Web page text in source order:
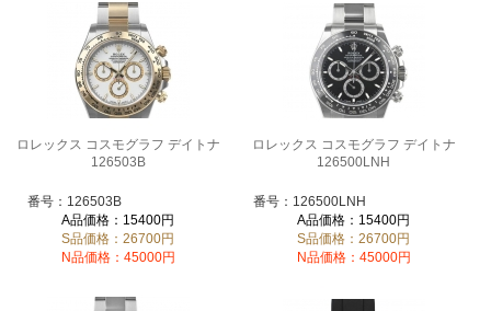
ロレックス コスモグラフ デイトナ
126503B
番号：126503B
A品価格：15400円
S品価格：26700円
N品価格：45000円
ロレックス コスモグラフ デイトナ
126500LNH
番号：126500LNH
A品価格：15400円
S品価格：26700円
N品価格：45000円